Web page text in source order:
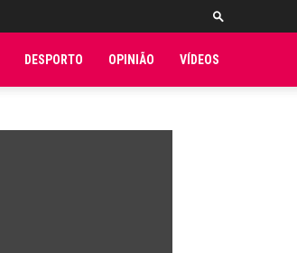
DESPORTO OPINIÃO VÍDEOS